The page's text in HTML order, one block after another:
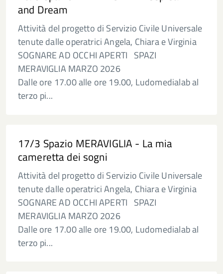
and Dream
Attività del progetto di Servizio Civile Universale
tenute dalle operatrici Angela, Chiara e Virginia
SOGNARE AD OCCHI APERTI SPAZI
MERAVIGLIA MARZO 2026
Dalle ore 17.00 alle ore 19.00, Ludomedialab al
terzo pi...
17/3 Spazio MERAVIGLIA - La mia
cameretta dei sogni
Attività del progetto di Servizio Civile Universale
tenute dalle operatrici Angela, Chiara e Virginia
SOGNARE AD OCCHI APERTI SPAZI
MERAVIGLIA MARZO 2026
Dalle ore 17.00 alle ore 19.00, Ludomedialab al
terzo pi...